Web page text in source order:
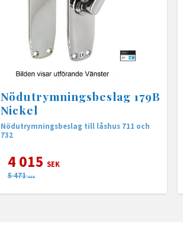
Nödutrymningsbeslag 179B
Nickel
Nödutrymningsbeslag till låshus 711 och
732
4 015 SEK
5 471 SEK